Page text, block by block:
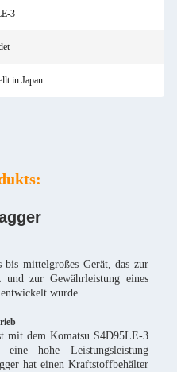
3
in Japan
mittelgroßes Gerät, das zur
und zur Gewährleistung eines
wurde.
mit dem Komatsu S4D95LE-3
eine hohe Leistungsleistung
hat einen Kraftstoffbehälter